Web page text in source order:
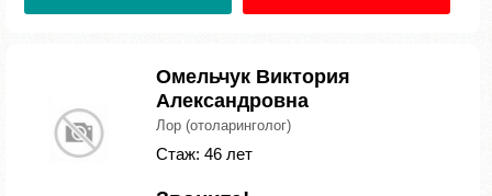
Омельчук Виктория
Александровна
Лор (отоларинголог)
Стаж: 46 лет